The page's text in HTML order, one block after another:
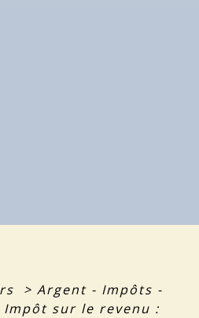
> Argent - Impôts -
Impôt sur le revenu :